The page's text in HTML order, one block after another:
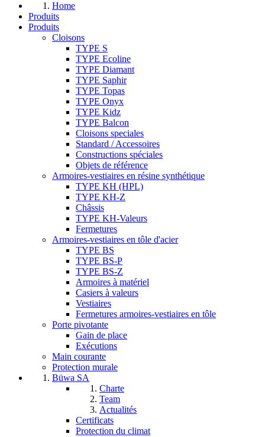
Home
Produits
Produits
Cloisons
TYPE S
TYPE Ecoline
TYPE Diamant
TYPE Saphir
TYPE Topas
TYPE Onyx
TYPE Kidz
TYPE Balcon
Cloisons speciales
Standard / Accessoires
Constructions spéciales
Objets de référence
Armoires-vestiaires en résine synthétique
TYPE KH (HPL)
TYPE KH-Z
Châssis
TYPE KH-Valeurs
Fermetures
Armoires-vestiaires en tôle d'acier
TYPE BS
TYPE BS-P
TYPE BS-Z
Armoires à matériel
Casiers à valeurs
Vestiaires
Fermetures armoires-vestiaires en tôle
Porte pivotante
Gain de place
Exécutions
Main courante
Protection murale
Büwa SA
Charte
Team
Actualités
Certificats
Protection du climat